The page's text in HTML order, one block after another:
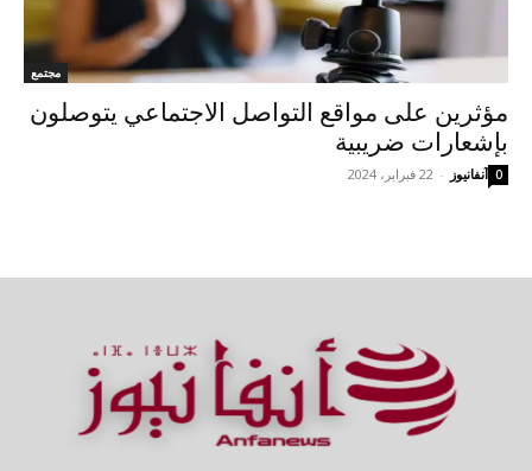
مجتمع
مؤثرين على مواقع التواصل الاجتماعي يتوصلون
بإشعارات ضريبية
آنفانيوز - 22 فبراير، 2024 0